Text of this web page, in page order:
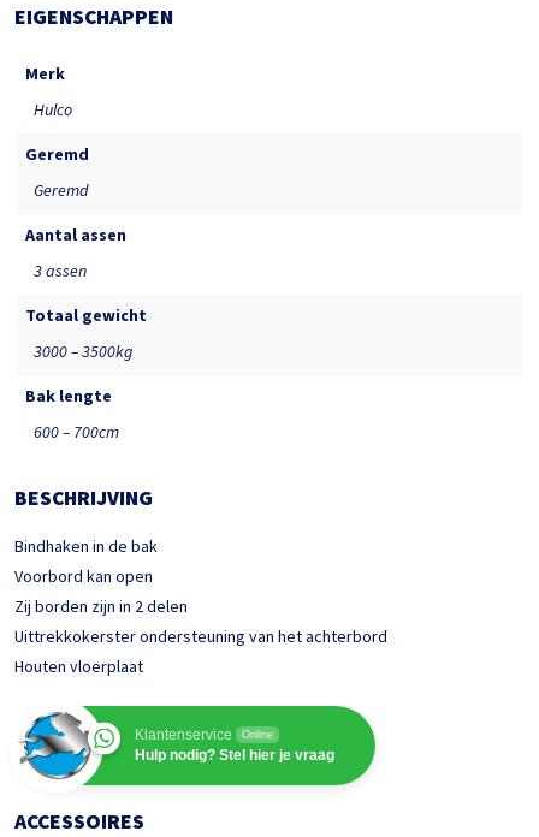
EIGENSCHAPPEN
Merk
Hulco
Geremd
Geremd
Aantal assen
3 assen
Totaal gewicht
3000 – 3500kg
Bak lengte
600 – 700cm
BESCHRIJVING
Bindhaken in de bak
Voorbord kan open
Zij borden zijn in 2 delen
Uittrekkokerster ondersteuning van het achterbord
Houten vloerplaat
Klantenservice Online
Hulp nodig? Stel hier je vraag
ACCESSOIRES